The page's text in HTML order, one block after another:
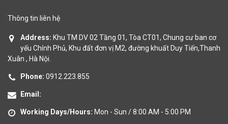
Thông tin liên hệ
Address: Khu TM DV 02 Tầng 01, Tòa CT01, Chung cư ban cơ
yếu Chính Phủ, Khu đất đơn vị M2, đường khuất Duy Tiến,Thanh
Xuân , Hà Nội.
Phone: 0912.223.855
Email:
Working Days/Hours: Mon - Sun / 8:00 AM - 5:00 PM